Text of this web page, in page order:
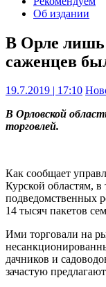
Об издании
В Орле лишь
саженцев
19.7.2019 | 17:10
В Орловской
торговлей.
Как сообщает
Курской областям,
подведомственных
14 тысяч пакетов
Ими торговали на
дачников и
зачастую